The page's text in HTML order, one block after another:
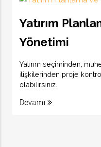
Yatırım
Yönetimi
Yatırım seçiminden,
ilişkilerinden proje
olabilirsiniz.
Devamı